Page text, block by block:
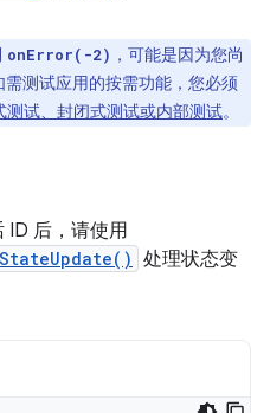
onError(-2) ，可能是因为您尚
测试应用的按需功能，您必须
测试、封闭式测试或内部测试。
ID 后，请使用
处理状态变